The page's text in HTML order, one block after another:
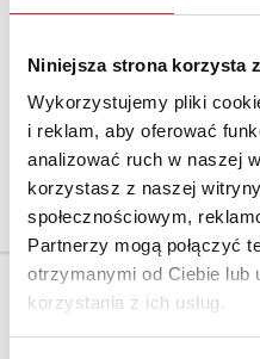
Niniejsza strona korzysta
Wykorzystujemy pliki
i reklam, aby oferować
analizować ruch w naszej
korzystasz z naszej
społecznościowym,
Partnerzy mogą połączyć
otrzymanymi od Ciebie lub
korzystania z ich usług.
Nr katalogowy
1216
Para bażantów
brąz patynowany, marmur; wys.
estymacja: 4 000 - 5 500 zł